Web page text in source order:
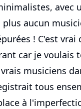
avec
aucun
! C'est vrai
car je voulais
musiciens
tous
à